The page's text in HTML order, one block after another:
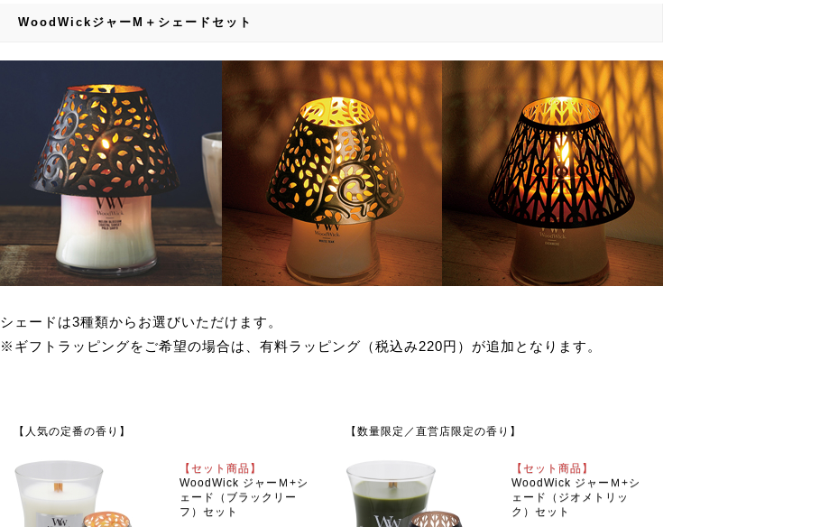
WoodWickジャーM＋シェードセット
シェードは3種類からお選びいただけます。
※ギフトラッピングをご希望の場合は、有料ラッピング（税込み220円）が追加となります。
【人気の定番の香り】
【セット商品】
WoodWick ジャーＭ+シ
ェード（ブラックリー
フ）セット
【数量限定／直営店限定の香り】
【セット商品】
WoodWick ジャーＭ+シ
ェード（ジオメトリッ
ク）セット